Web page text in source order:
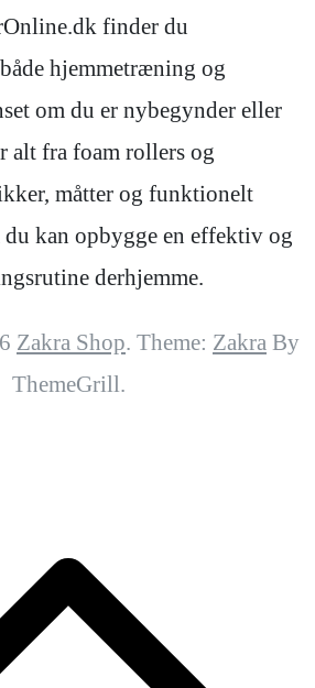
finder du
hjemmetræning og
om du er nybegynder eller
alt fra foam rollers og
måtter og funktionelt
kan opbygge en effektiv og
derhjemme.
Zakra Shop. Theme: Zakra By
ThemeGrill.